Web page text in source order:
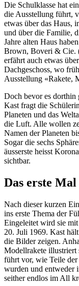
Die Schulklasse hat
die Ausstellung führt,
etwas über das Haus,
und über die Familie,
Jahre alten Haus
Brown, Boveri & Cie.
erfährt auch etwas
Dachgeschoss, wo
Ausstellung «Rakete,
Doch bevor es dorthin
Kast fragt die
Planeten und das
die Luft. Alle wollen
Namen der Planeten
Sogar die sechs
äusserste heisst
sichtbar.
Das erste
Nach dieser kurzen
ins erste Thema der
Eingeleitet wird sie mit
20. Juli 1969. Kast
die Bilder zeigen.
Modellrakete
führt vor, wie Teile der
wurden und entweder
seither endlos im All